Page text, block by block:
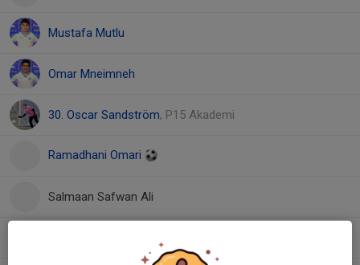
Mustafa Mutlu
Omar Mneimneh
30. Oscar Sandström, P15 Akademi
Ramadhani Omari
Salmaan Safwan Ali